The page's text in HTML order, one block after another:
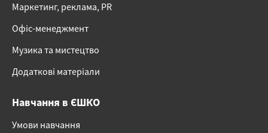
Маркетинг, реклама, PR
Офіс-менеджмент
Музика та мистецтво
Додаткові матеріали
Навчання в ЄШКО
Умови навчання